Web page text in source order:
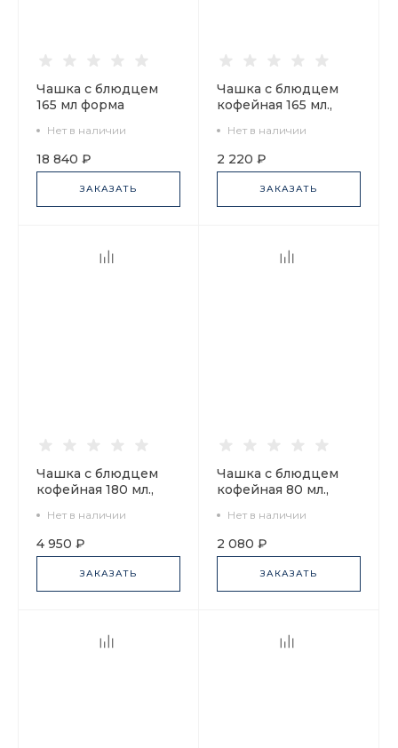
Чашка с блюдцем
165 мл форма
Зимний день, арт.
81.10375.00.1
Нет в наличии
18 840 ₽
ЗАКАЗАТЬ
Чашка с блюдцем
кофейная 165 мл.,
рисунок Кошки-
мышки арт.
81.30660.00.1
Нет в наличии
2 220 ₽
ЗАКАЗАТЬ
Чашка с блюдцем
кофейная 180 мл.,
рисунок Сказочные
птицы арт.
81.16211.00.1
Нет в наличии
4 950 ₽
ЗАКАЗАТЬ
Чашка с блюдцем
кофейная 80 мл.,
рисунок Семья арт.
81.16747.00.1
Нет в наличии
2 080 ₽
ЗАКАЗАТЬ